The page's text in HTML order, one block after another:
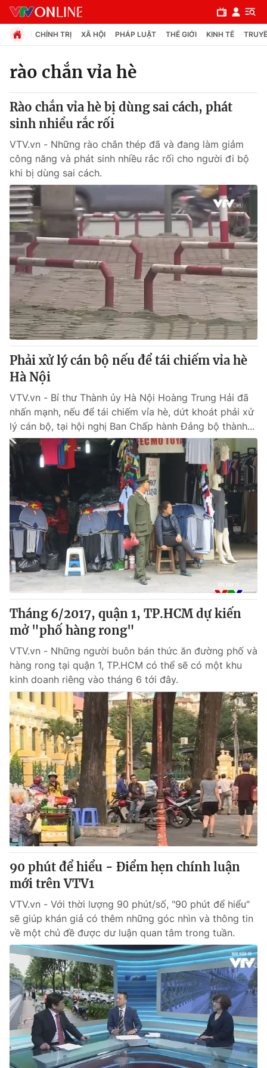
Chuyên mục
Chính trị
Xã hội
Pháp luật
Y tế
Thế giới
Tin tức
Thế giới đó đây
Câu chuyện quốc tế
Kinh tế
Tài chính
Thị trường
Góc doanh nghiệp
Dữ liệu và đời sống
Truyền hình
Phim VTV
Hậu trường
Nhân vật
Khán giả
Giải sao mai
Giải trí
Điện ảnh
Âm nhạc
Sao
Đời sống
Du lịch
Làm đẹp
Chất lượng cuộc sống
Giáo dục
Tuyển sinh
Học trực tuyến
Công nghệ
Hitech Công nghệ tương lai
Sản phẩm
Thị trường
Tư vấn
Giao lưu trực tuyến
Lịch phát sóng
Chuyên mục khác
Emagazine
Photo Infographic
Video Shorts video
VTV Money VTV Thể thao
VTV Sức khoẻ Bất động sản
Thị trường 24h Tấm lòng Việt
VTV4 Vươn mình bằng AI
VTV9
Liên hệ tòa soạn English
THỜI BÁO VTV
Theo dõi báo trên
Cơ quan chủ quản:Đài Truyền hình Việt Nam
CHÍNH TRỊ XÃ HỘI PHÁP LUẬT THẾ GIỚI KINH TẾ
rào chắn vỉa hè
Rào chắn vỉa hè bị dùng sai cách, phát
sinh nhiều rắc rối
VTV.vn - Những rào chắn thép đã và đang làm giảm
công năng và phát sinh nhiều rắc rối cho người đi bộ
khi bị dùng sai cách.
Phải xử lý cán bộ nếu để tái chiếm vỉa hè
Hà Nội
VTV.vn - Bí thư Thành ủy Hà Nội Hoàng Trung Hải đã
nhấn mạnh, nếu để tái chiếm vỉa hè, dứt khoát phải xử
lý cán bộ, tại hội nghị Ban Chấp hành Đảng bộ thành...
Tháng 6/2017, quận 1, TP.HCM dự kiến
mở "phố hàng rong"
VTV.vn - Những người buôn bán thức ăn đường phố và
hàng rong tại quận 1, TP.HCM có thể sẽ có một khu
kinh doanh riêng vào tháng 6 tới đây.
90 phút để hiểu - Điểm hẹn chính luận
mới trên VTV1
VTV.vn - Với thời lượng 90 phút/số, "90 phút để hiểu"
sẽ giúp khán giả có thêm những góc nhìn và thông tin
về một chủ đề được dư luận quan tâm trong tuần.